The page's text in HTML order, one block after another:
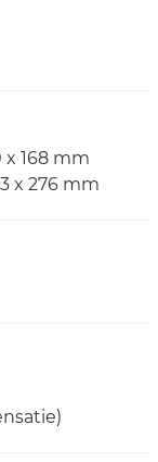
x 168 mm
x 276 mm